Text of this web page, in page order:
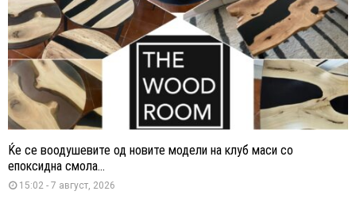
Ќе се воодушевите од новите модели на клуб маси со
епоксидна смола...
15:02 - 7 август, 2026